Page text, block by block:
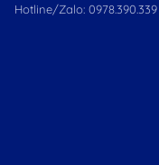
Hotline/Zalo: 0978.390.339